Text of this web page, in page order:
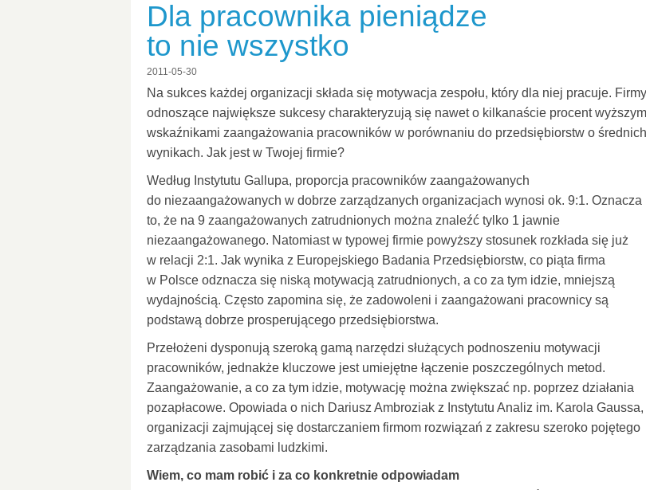
Dla pracownika pieniądze
to nie wszystko
2011-05-30
Na sukces każdej organizacji składa się motywacja zespołu, który dla niej pracuje. Firmy
odnoszące największe sukcesy charakteryzują się nawet o kilkanaście procent
wskaźnikami zaangażowania pracowników w porównaniu do przedsiębiorstw o średnich
wynikach. Jak jest w Twojej firmie?
Według Instytutu Gallupa, proporcja pracowników zaangażowanych
do niezaangażowanych w dobrze zarządzanych organizacjach wynosi ok. 9:1. Oznacza
to, że na 9 zaangażowanych zatrudnionych można znaleźć tylko 1 jawnie
niezaangażowanego. Natomiast w typowej firmie powyższy stosunek rozkłada się już
w relacji 2:1. Jak wynika z Europejskiego Badania Przedsiębiorstw, co piąta firma
w Polsce odznacza się niską motywacją zatrudnionych, a co za tym idzie, mniejszą
wydajnością. Często zapomina się, że zadowoleni i zaangażowani pracownicy są
podstawą dobrze prosperującego przedsiębiorstwa.
Przełożeni dysponują szeroką gamą narzędzi służących podnoszeniu motywacji
pracowników, jednakże kluczowe jest umiejętne łączenie poszczególnych metod.
Zaangażowanie, a co za tym idzie, motywację można zwiększać np. poprzez działania
pozapłacowe. Opowiada o nich Dariusz Ambroziak z Instytutu Analiz im. Karola Gaussa,
organizacji zajmującej się dostarczaniem firmom rozwiązań z zakresu szeroko pojętego
zarządzania zasobami ludzkimi.
Wiem, co mam robić i za co konkretnie odpowiadam